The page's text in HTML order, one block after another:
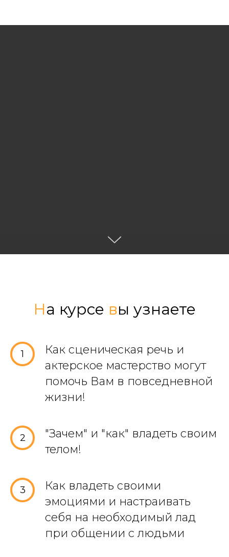
На курсе вы узнаете
1
Как сценическая речь и
актерское мастерство могут
помочь Вам в повседневной
жизни!
2
"Зачем" и "как" владеть своим
телом!
3
Как владеть своими
эмоциями и настраивать
себя на необходимый лад
при общении с людьми